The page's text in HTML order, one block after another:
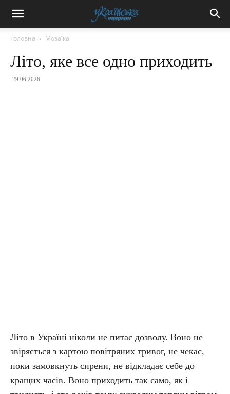
Головна Мозаїка
Літо, яке все одно приходить
29.06.2026
Літо в Україні ніколи не питає дозволу. Воно не
звіряється з картою повітряних тривог, не чекає,
поки замовкнуть сирени, не відкладає себе до
кращих часів. Воно приходить так само, як і